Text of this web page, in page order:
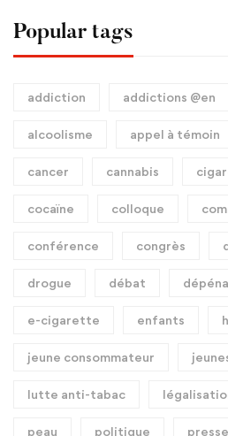
Popular tags
addiction addictions @en
alcoolisme appel à témoin
cancer cannabis
cocaïne colloque
conférence congrès
drogue débat
e-cigarette enfants
jeune consommateur
lutte anti-tabac
peau politique presse